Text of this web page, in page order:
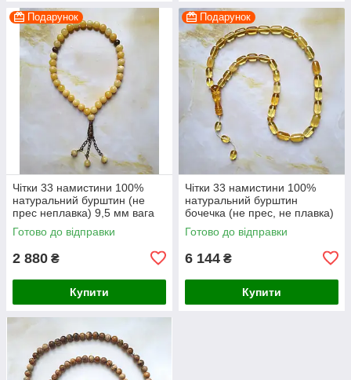
Подарунок
Чітки 33 намистини 100%
натуральний бурштин (не
прес неплавка) 9,5 мм вага
20г
Готово до відправки
2 880 ₴
Купити
Подарунок
Чітки 33 намистини 100%
натуральний бурштин
бочечка (не прес, не плавка)
8-17 мм вага 32 г
Готово до відправки
6 144 ₴
Купити